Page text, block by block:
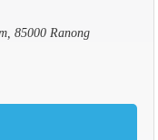
85000 Ranong